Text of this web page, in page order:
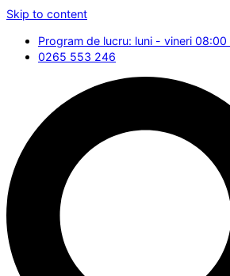
Skip to content
Program de lucru: luni - vineri
0265 553 246